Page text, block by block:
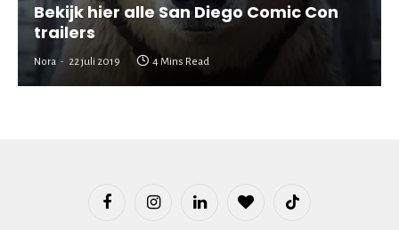
Bekijk hier alle San Diego Comic Con
trailers
Nora 22 juli 2019 4 Mins Read
FacebookInstagramLinkedIn BlogLovinTikTok